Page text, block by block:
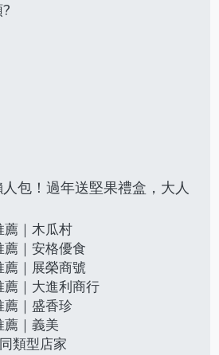
包！過年送堅果禮盒，大人
薦｜木瓜村
薦｜安格優食
薦｜展榮商號
薦｜大進利商行
薦｜盛香珍
薦｜義美
類型店家